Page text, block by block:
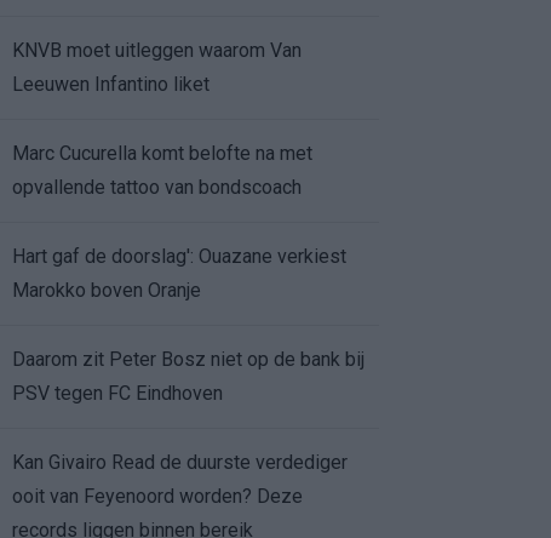
KNVB moet uitleggen waarom Van
Leeuwen Infantino liket
Marc Cucurella komt belofte na met
opvallende tattoo van bondscoach
Hart gaf de doorslag': Ouazane verkiest
Marokko boven Oranje
Daarom zit Peter Bosz niet op de bank bij
PSV tegen FC Eindhoven
Kan Givairo Read de duurste verdediger
ooit van Feyenoord worden? Deze
records liggen binnen bereik